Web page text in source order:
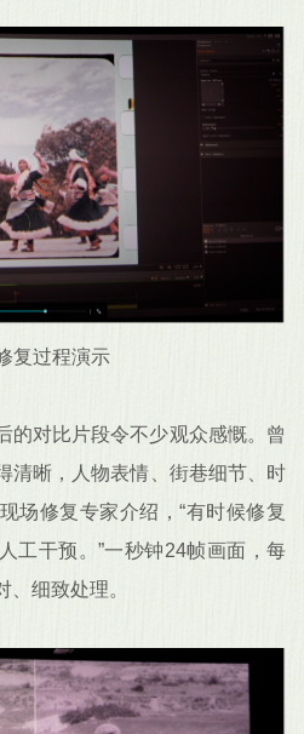
复过程演示
的对比片段令不少观众感慨。曾
清晰，人物表情、街巷细节、时
场修复专家介绍，“有时候修复
工干预。”一秒钟24帧画面，每
细致处理。